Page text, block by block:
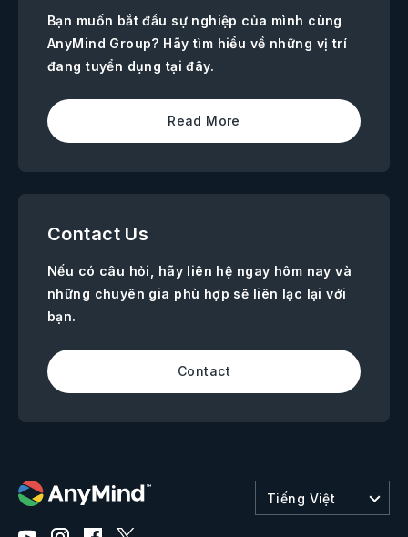
Bạn muốn bắt đầu sự nghiệp của mình cùng
AnyMind Group? Hãy tìm hiểu về những vị trí
đang tuyển dụng tại đây.
Read More
Contact Us
Nếu có câu hỏi, hãy liên hệ ngay hôm nay và
những chuyên gia phù hợp sẽ liên lạc lại với
bạn.
Contact
Tiếng Việt